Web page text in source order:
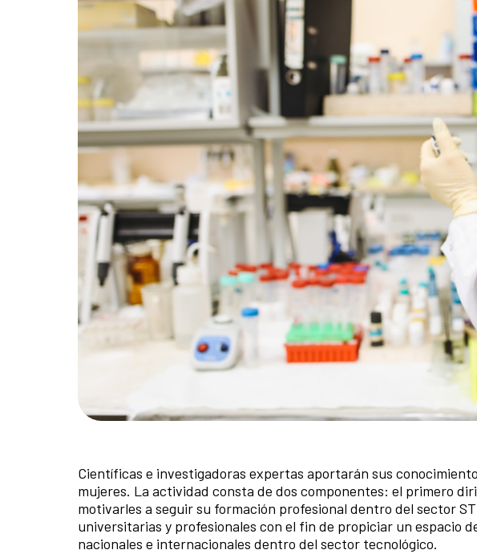
Científicas e investigadoras expertas aportarán sus
mujeres. La actividad consta de dos componentes: el primero
motivarles a seguir su formación profesional dentro del sector
universitarias y profesionales con el fin de propiciar un espacio
nacionales e internacionales dentro del sector tecnológico.